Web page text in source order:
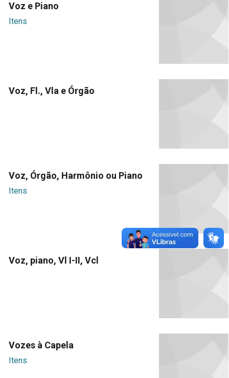
Voz e Piano
Itens
Voz, Fl., Vla e Órgão
Voz, Órgão, Harmônio ou Piano
Itens
Voz, piano, Vl I-II, Vcl
Vozes à Capela
Itens